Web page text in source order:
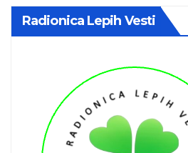
Radionica Lepih Vesti